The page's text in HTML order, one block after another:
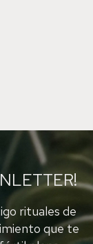
rituales de
que te